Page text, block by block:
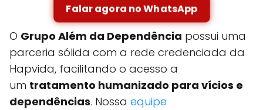
Falar agora no WhatsApp
O Grupo Além da Dependência possui uma
parceria sólida com a rede credenciada da
Hapvida, facilitando o acesso a
um tratamento humanizado para vícios e
dependências. Nossa equipe